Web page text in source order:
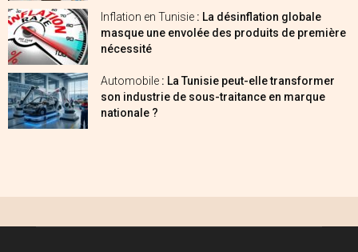
Inflation en Tunisie : La désinflation globale
masque une envolée des produits de première
nécessité
Automobile : La Tunisie peut-elle transformer
son industrie de sous-traitance en marque
nationale ?